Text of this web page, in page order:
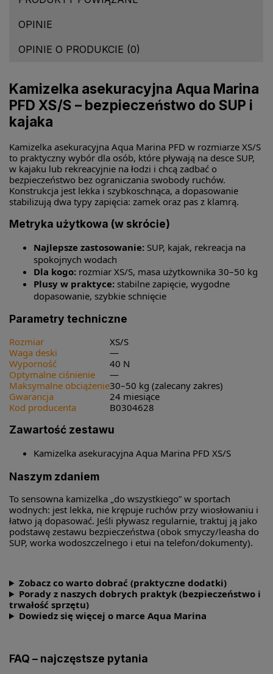
OPINIE
OPINIE O PRODUKCIE (0)
Kamizelka asekuracyjna Aqua Marina
PFD XS/S – bezpieczeństwo do SUP i
kajaka
Kamizelka asekuracyjna Aqua Marina PFD w rozmiarze XS/S
to praktyczny wybór dla osób, które pływają na desce SUP,
w kajaku lub rekreacyjnie na łodzi i chcą zadbać o
bezpieczeństwo bez ograniczania swobody ruchów.
Konstrukcja jest lekka i szybkoschnąca, a dopasowanie
stabilizują dwa typy zapięcia: zamek oraz pas z klamrą.
Metryka użytkowa (w skrócie)
Najlepsze zastosowanie: SUP, kajak, rekreacja na
spokojnych wodach
Dla kogo: rozmiar XS/S, masa użytkownika 30–50 kg
Plusy w praktyce: stabilne zapięcie, wygodne
dopasowanie, szybkie schnięcie
Parametry techniczne
Rozmiar
XS/S
Waga deski
—
Wyporność
40 N
Optymalne ciśnienie
—
Maksymalne obciążenie30–50 kg (zalecany zakres)
Gwarancja
24 miesiące
Kod producenta
B0304628
Zawartość zestawu
Kamizelka asekuracyjna Aqua Marina PFD XS/S
Naszym zdaniem
To sensowna kamizelka „do wszystkiego” w sportach
wodnych: jest lekka, nie krępuje ruchów przy wiosłowaniu i
łatwo ją dopasować. Jeśli pływasz regularnie, traktuj ją jako
podstawę zestawu bezpieczeństwa (obok smyczy/leasha do
SUP, worka wodoszczelnego i etui na telefon/dokumenty).
Zobacz co warto dobrać (praktyczne dodatki)
Porady z naszych dobrych praktyk (bezpieczeństwo i
trwałość sprzętu)
Dowiedz się więcej o marce Aqua Marina
FAQ – najczęstsze pytania